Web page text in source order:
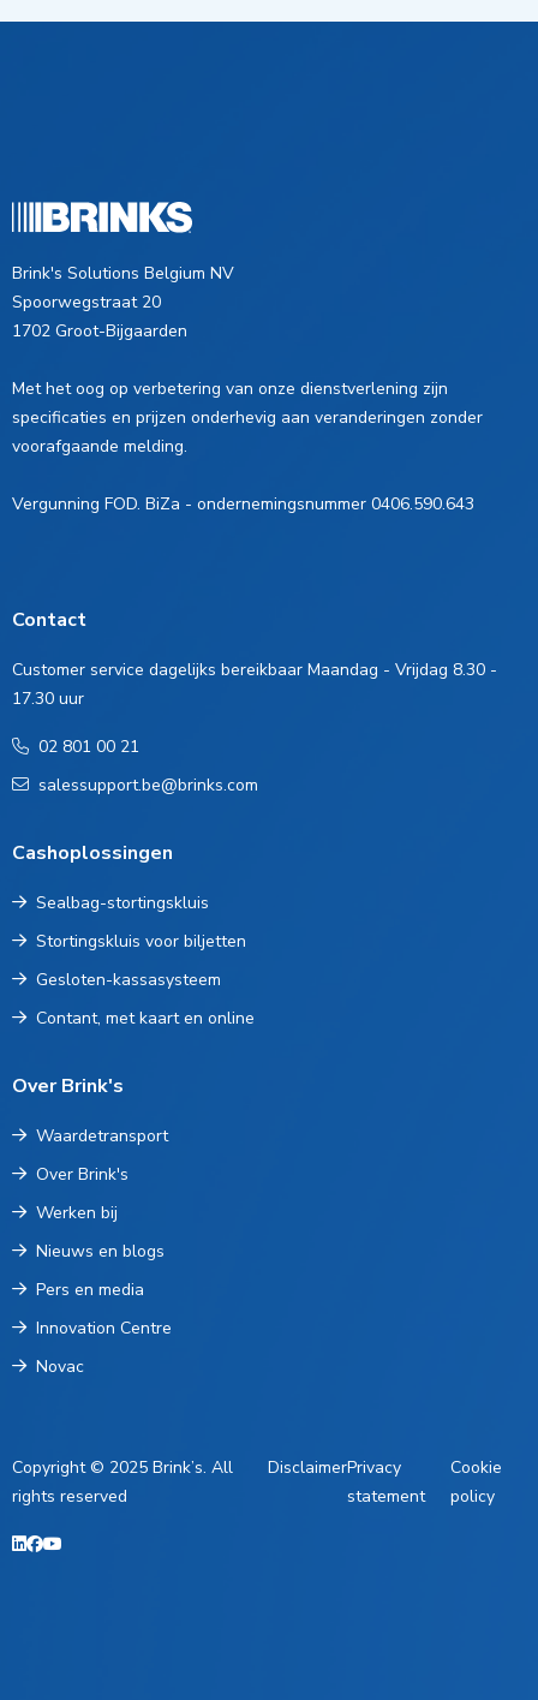
Brink's Solutions Belgium NV
Spoorwegstraat 20
1702 Groot-Bijgaarden
Met het oog op verbetering van onze dienstverlening zijn
specificaties en prijzen onderhevig aan veranderingen zonder
voorafgaande melding.
Vergunning FOD. BiZa - ondernemingsnummer 0406.590.643
Contact
Customer service dagelijks bereikbaar Maandag - Vrijdag 8.30 -
17.30 uur
02 801 00 21
salessupport.be@brinks.com
Cashoplossingen
Sealbag-stortingskluis
Stortingskluis voor biljetten
Gesloten-kassasysteem
Contant, met kaart en online
Over Brink's
Waardetransport
Over Brink's
Werken bij
Nieuws en blogs
Pers en media
Innovation Centre
Novac
Copyright © 2025 Brink’s. All
rights reserved
DisclaimerPrivacy
statement
Cookie
policy
LinkedIn
Facebook